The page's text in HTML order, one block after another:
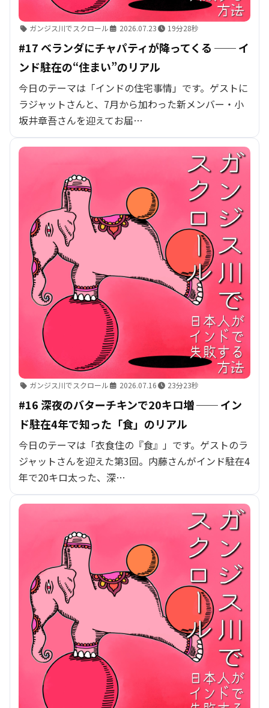
ガンジス川でスクロール 2026.07.23 19分28秒
#17 ベランダにチャパティが降ってくる ── イ
ンド駐在の“住まい”のリアル
今日のテーマは「インドの住宅事情」です。ゲストに
ラジャットさんと、7月から加わった新メンバー・小
坂井章吾さんを迎えてお届…
ガンジス川でスクロール 2026.07.16 23分23秒
#16 深夜のバターチキンで20キロ増 ── イン
ド駐在4年で知った「食」のリアル
今日のテーマは「衣食住の『食』」です。ゲストのラ
ジャットさんを迎えた第3回。内藤さんがインド駐在4
年で20キロ太った、深…